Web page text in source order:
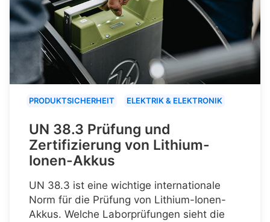
PRODUKTSICHERHEIT ELEKTRIK & ELEKTRONIK
UN 38.3 Prüfung und
Zertifizierung von Lithium-
Ionen-Akkus
UN 38.3 ist eine wichtige internationale
Norm für die Prüfung von Lithium-Ionen-
Akkus. Welche Laborprüfungen sieht die